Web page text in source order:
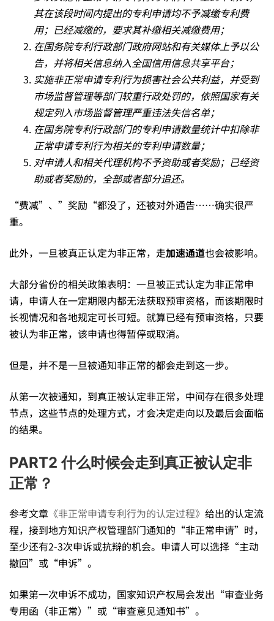
认
定
为
非
正
常
专
利
申
请，
会
有
什
么
其在该段时间内提出的专利申请均不予减缴专利费
用；已经减缴的，要求其补缴相关减缴费用；
在国务院专利行政部门政府网站和有关媒体上予以公
告，并将相关信息纳入全国信用信息共享平台；
实施非正常申请专利行为损害社会公共利益，并受到
市场监督管理等部门较重行政处罚的，依照国家有关
规定列入市场监督管理严重违法失信名单；
在国务院专利行政部门的专利申请数量统计中扣除非
正常申请专利行为相关的专利申请数量；
对申请人和相关代理机构不予资助或者奖励；已经资
助或者奖励的，全部或者部分追还。
“费减”、”奖励“都没了，还被对外通告……确实很严
重。
此外，一旦被真正认定为非正常，走加速通道也会被影响。
大部分省份的相关政策表明：一旦被正式认定为非正常申
请，申请人在一定期限内都无法获取预审资格，而该期限时
长视情况和各地规定可长可短。就算已经有预审资格，只要
被认为非正常，该申请也得暂停或取消。
但是，并不是一旦被通知非正常的都会走到这一步。
从第一次被通知，到真正被认定非正常，中间存在很多处理
节点，这些节点的处理方式，才会决定走向以及最后会面临
的结果。
PART2 什么时候会走到真正被认定非
正常？
参考文章 《非正常申请专利行为的认定过程》 给出的认定流
程，接到地方知识产权管理部门通知的“非正常申请”时，
至少还有2-3次申诉或抗辩的机会。申请人可以选择“主动
撤回”或“申诉”。
如果第一次申诉不成功，国家知识产权局会发出“审查业务
专用函（非正常）”或“审查意见通知书”。